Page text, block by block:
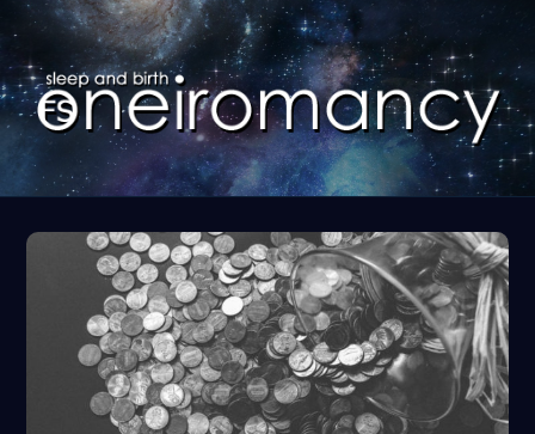
テ
ン
に